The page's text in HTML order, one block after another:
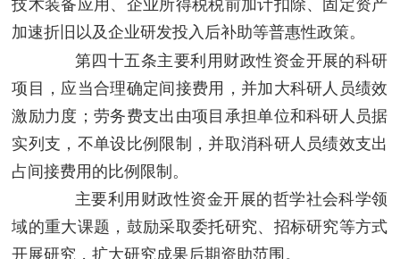
技术装备应用、企业所得税税前加计扣除、固定资产
加速折旧以及企业研发投入后补助等普惠性政策。
第四十五条主要利用财政性资金开展的科研
项目，应当合理确定间接费用，并加大科研人员绩效
激励力度；劳务费支出由项目承担单位和科研人员据
实列支，不单设比例限制，并取消科研人员绩效支出
占间接费用的比例限制。
主要利用财政性资金开展的哲学社会科学领
域的重大课题，鼓励采取委托研究、招标研究等方式
开展研究，扩大研究成果后期资助范围。